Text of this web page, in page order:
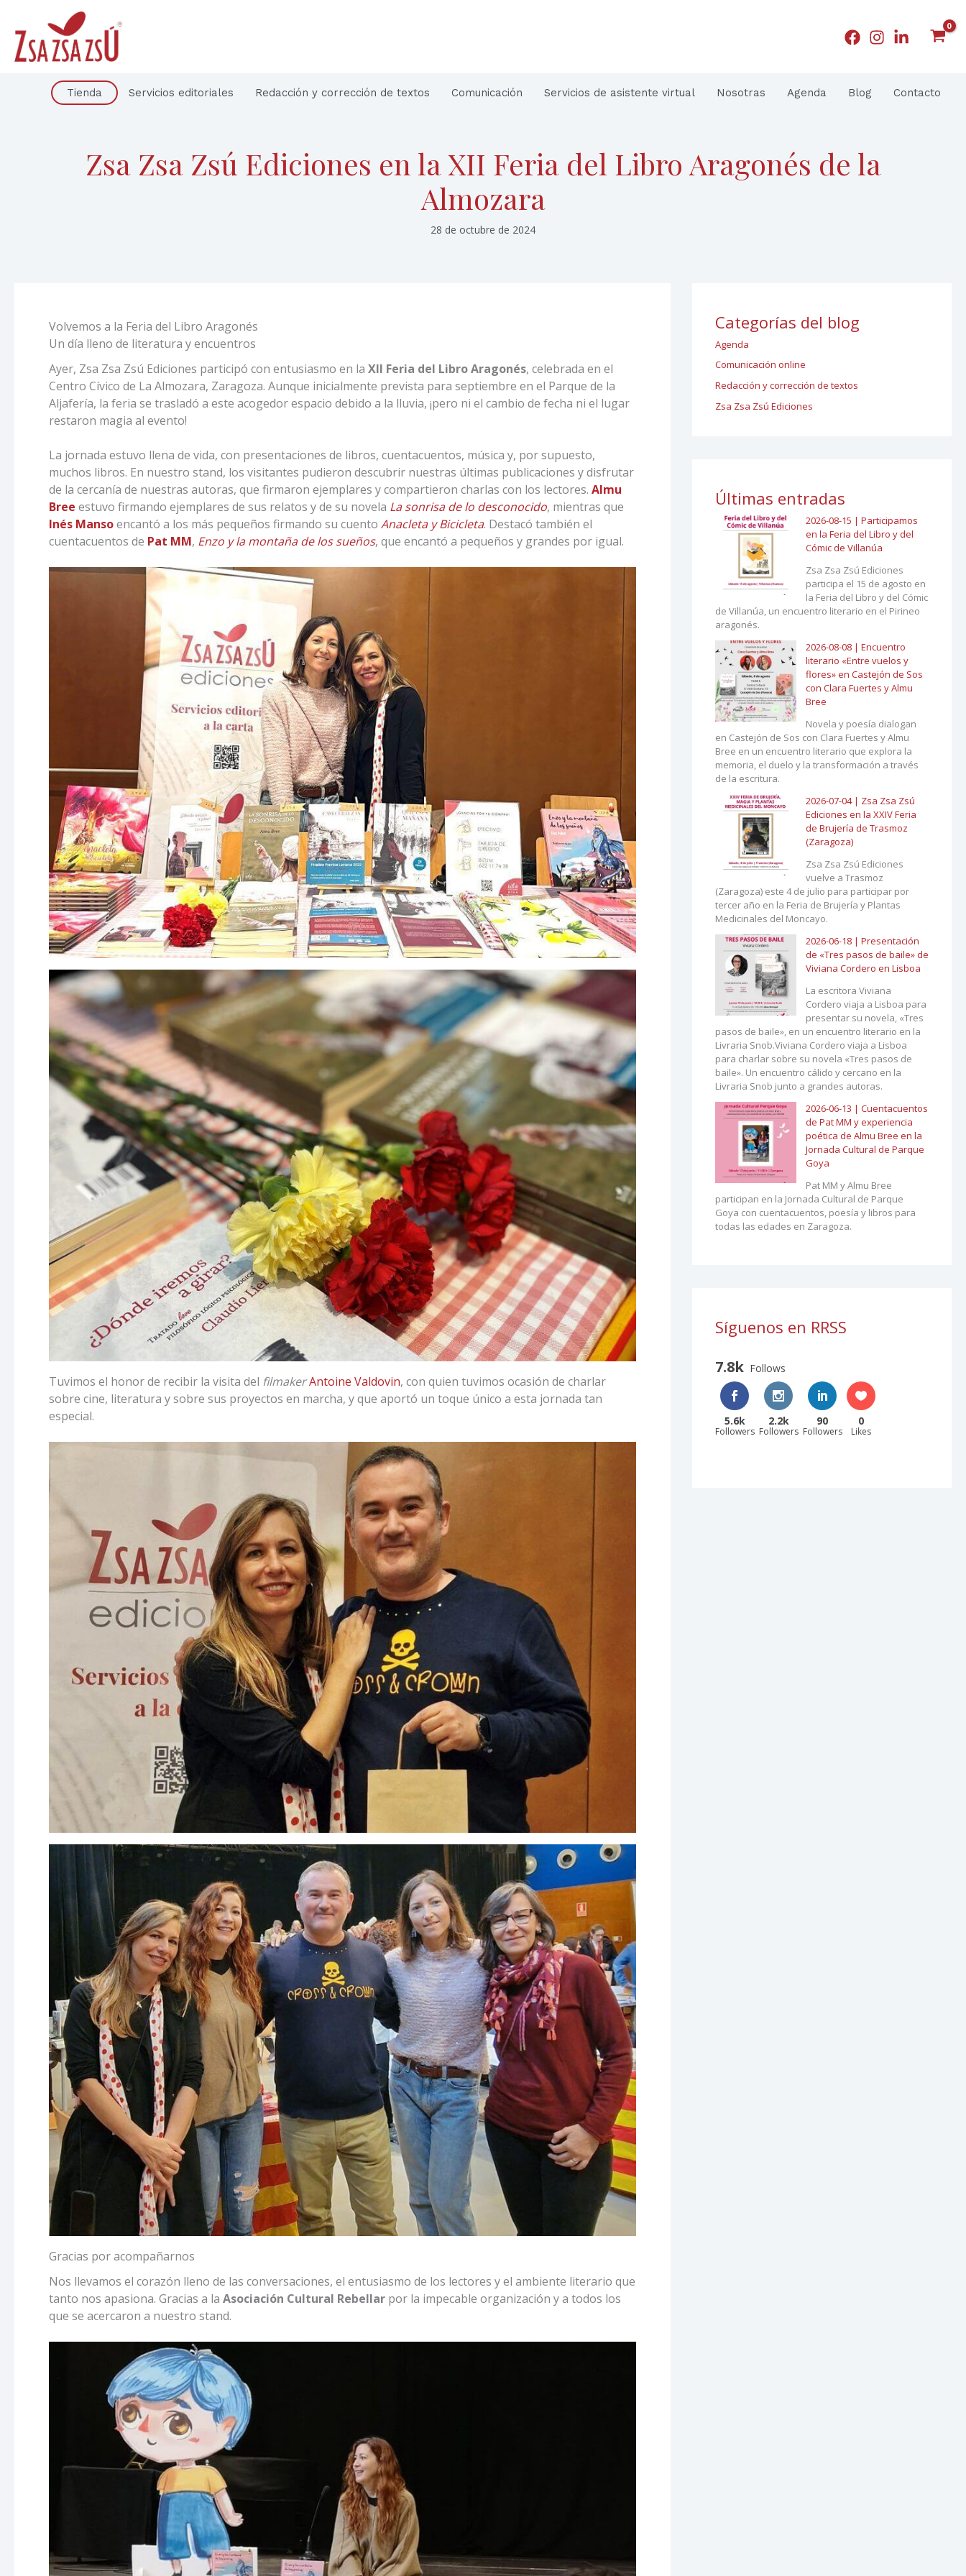
contenido
Tienda Servicios editoriales Redacción y corrección de textos Comunicación Servicios de asistente virtual Nosotras Agenda Blog Contacto
Zsa Zsa Zsú Ediciones en la XII Feria del Libro Aragonés de la
Almozara
28 de octubre de 2024
Volvemos a la Feria del Libro Aragonés
Un día lleno de literatura y encuentros
Ayer, Zsa Zsa Zsú Ediciones participó con entusiasmo en la XII Feria del Libro Aragonés, celebrada en el
Centro Cívico de La Almozara, Zaragoza. Aunque inicialmente prevista para septiembre en el Parque de la
Aljafería, la feria se trasladó a este acogedor espacio debido a la lluvia, ¡pero ni el cambio de fecha ni el lugar
restaron magia al evento!
La jornada estuvo llena de vida, con presentaciones de libros, cuentacuentos, música y, por supuesto,
muchos libros. En nuestro stand, los visitantes pudieron descubrir nuestras últimas publicaciones y disfrutar
de la cercanía de nuestras autoras, que firmaron ejemplares y compartieron charlas con los lectores. Almu
Bree estuvo firmando ejemplares de sus relatos y de su novela La sonrisa de lo desconocido, mientras que
Inés Mansoencantó a los más pequeños firmando su cuento Anacleta y Bicicleta. Destacó también el
cuentacuentos de Pat MM, Enzo y la montaña de los sueños, que encantó a pequeños y grandes por igual.
Tuvimos el honor de recibir la visita del filmakerAntoine Valdovin, con quien tuvimos ocasión de charlar
sobre cine, literatura y sobre sus proyectos en marcha, y que aportó un toque único a esta jornada tan
especial.
Gracias por acompañarnos
Nos llevamos el corazón lleno de las conversaciones, el entusiasmo de los lectores y el ambiente literario que
tanto nos apasiona. Gracias a la Asociación Cultural Rebellar por la impecable organización y a todos los
que se acercaron a nuestro stand.
Categorías del blog
Agenda
Comunicación online
Redacción y corrección de textos
Zsa Zsa Zsú Ediciones
Últimas entradas
2026-08-15 | Participamos
en la Feria del Libro y del
Cómic de Villanúa
Zsa Zsa Zsú Ediciones
participa el 15 de agosto en
la Feria del Libro y del Cómic
de Villanúa, un encuentro literario en el Pirineo
aragonés.
2026-08-08 | Encuentro
literario «Entre vuelos y
flores» en Castejón de Sos
con Clara Fuertes y Almu
Bree
Novela y poesía dialogan
en Castejón de Sos con Clara Fuertes y Almu
Bree en un encuentro literario que explora la
memoria, el duelo y la transformación a través
de la escritura.
2026-07-04 | Zsa Zsa Zsú
Ediciones en la XXIV Feria
de Brujería de Trasmoz
(Zaragoza)
Zsa Zsa Zsú Ediciones
vuelve a Trasmoz
(Zaragoza) este 4 de julio para participar por
tercer año en la Feria de Brujería y Plantas
Medicinales del Moncayo.
2026-06-18 | Presentación
de «Tres pasos de baile» de
Viviana Cordero en Lisboa
La escritora Viviana
Cordero viaja a Lisboa para
presentar su novela, «Tres
pasos de baile», en un encuentro literario en la
Livraria Snob.Viviana Cordero viaja a Lisboa
para charlar sobre su novela «Tres pasos de
baile». Un encuentro cálido y cercano en la
Livraria Snob junto a grandes autoras.
2026-06-13 | Cuentacuentos
de Pat MM y experiencia
poética de Almu Bree en la
Jornada Cultural de Parque
Goya
Pat MM y Almu Bree
participan en la Jornada Cultural de Parque
Goya con cuentacuentos, poesía y libros para
todas las edades en Zaragoza.
Síguenos en RRSS
7.8k Follows
5.6k
Followers
2.2k
Followers
90
Followers
0
Likes